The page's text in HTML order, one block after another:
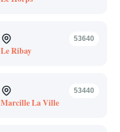
53640
Le Ribay
53440
Marcille La Ville